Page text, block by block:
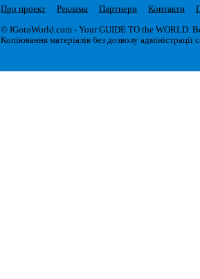
Про проект Реклама Партнери Контакти
© IGotoWorld.com - Your GUIDE TO the WORLD.
Копіювання матеріалів без дозволу адміністрації